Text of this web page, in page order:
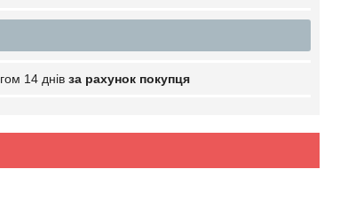
14 днів за рахунок покупця